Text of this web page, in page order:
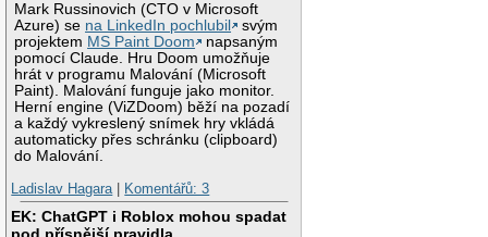
Mark Russinovich (CTO v Microsoft
Azure) se na LinkedIn pochlubil
svým
projektem MS Paint Doom
napsaným
pomocí Claude. Hru Doom umožňuje
hrát v programu Malování (Microsoft
Paint). Malování funguje jako monitor.
Herní engine (ViZDoom) běží na pozadí
a každý vykreslený snímek hry vkládá
automaticky přes schránku (clipboard)
do Malování.
Ladislav Hagara
Komentářů: 3
EK: ChatGPT i Roblox mohou spadat